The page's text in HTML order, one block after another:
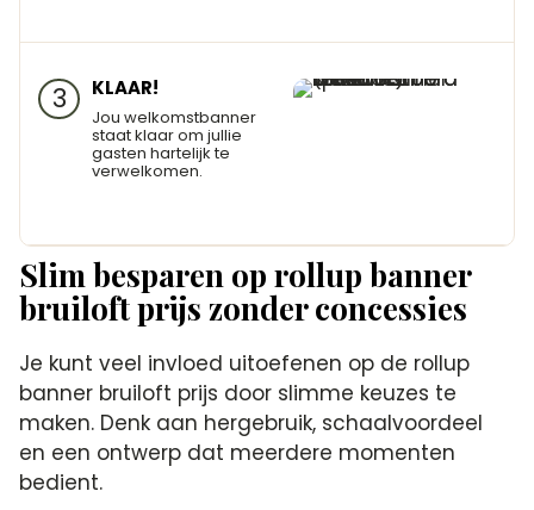
3 KLAAR!
Jou welkomstbanner
staat klaar om jullie
gasten hartelijk te
verwelkomen.
Slim besparen op rollup banner
bruiloft prijs zonder concessies
Je kunt veel invloed uitoefenen op de rollup
banner bruiloft prijs door slimme keuzes te
maken. Denk aan hergebruik, schaalvoordeel
en een ontwerp dat meerdere momenten
bedient.